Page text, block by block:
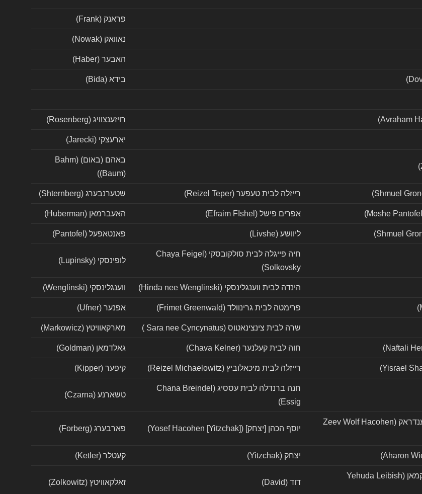
פראנק (Frank)
נאוואק (Nowak)
האבער (Haber)
בידא (Bida)
רויזענצוויג (Rosenberg)
יארעצקי (Jarecki)
באהם (באום) (Bahm
(Baum))
רייזלה לבית טעפער (Reizel Teper) שטערנבערג (Shternberg)
אפרים פישל (Efraim FIshel) האעברמאן (Huberman)
ליוושע (Livshe) פאנטאפעל (Pantofel)
חיה פייגלה לבית סולקובסקי (Chaya Feigel
Solkovsky)
לופינסקי (Lupinsky)
הינדה לבית ווענגלינסקי (Hinda nee Wenglinski) ווענגלינסקי (Wenglinski)
פרימטה לבית גרינוולד (Frimet Greenwald) אפנער (Ufner)
שרה לבית צינצינאטוס (Sara nee Cyncynatus ) מארקאוויטץ (Markowicz)
חוה לבית קעלנער (Chava Kelner) גאלדמאן (Goldman)
רייזלה לבית מיכאלוביץ (Reizel Michaelowitz) קיפער (Kipper)
חנה ברנדלה לבית עססיג (Chana Breindel
Essig)
טשארנע (Czarna)
זאב וואלף הכהן פענדראק (Zeev Wolf Hacohen
יוסף הכהן [יצחק] (Yosef Hacohen [Yitzchak]) פארבערג (Forberg)
יצחק (Yitzchak) קעטלר (Ketler)
יהודה לייביש בראקמאן (Yehuda Leibish
דוד (David) זאלקאוויטץ (Zolkowitz)